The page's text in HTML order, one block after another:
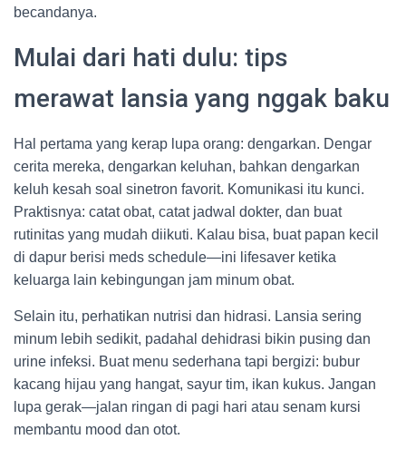
becandanya.
Mulai dari hati dulu: tips
merawat lansia yang nggak baku
Hal pertama yang kerap lupa orang: dengarkan. Dengar
cerita mereka, dengarkan keluhan, bahkan dengarkan
keluh kesah soal sinetron favorit. Komunikasi itu kunci.
Praktisnya: catat obat, catat jadwal dokter, dan buat
rutinitas yang mudah diikuti. Kalau bisa, buat papan kecil
di dapur berisi meds schedule—ini lifesaver ketika
keluarga lain kebingungan jam minum obat.
Selain itu, perhatikan nutrisi dan hidrasi. Lansia sering
minum lebih sedikit, padahal dehidrasi bikin pusing dan
urine infeksi. Buat menu sederhana tapi bergizi: bubur
kacang hijau yang hangat, sayur tim, ikan kukus. Jangan
lupa gerak—jalan ringan di pagi hari atau senam kursi
membantu mood dan otot.